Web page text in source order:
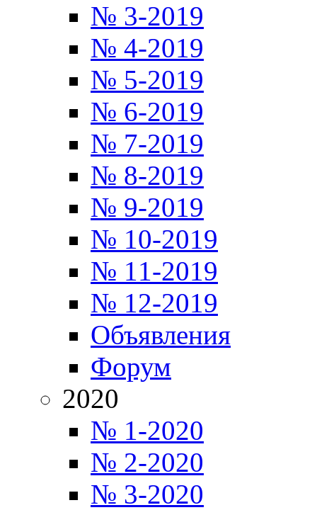
№ 3-2019
№ 4-2019
№ 5-2019
№ 6-2019
№ 7-2019
№ 8-2019
№ 9-2019
№ 10-2019
№ 11-2019
№ 12-2019
Объявления
Форум
2020
№ 1-2020
№ 2-2020
№ 3-2020